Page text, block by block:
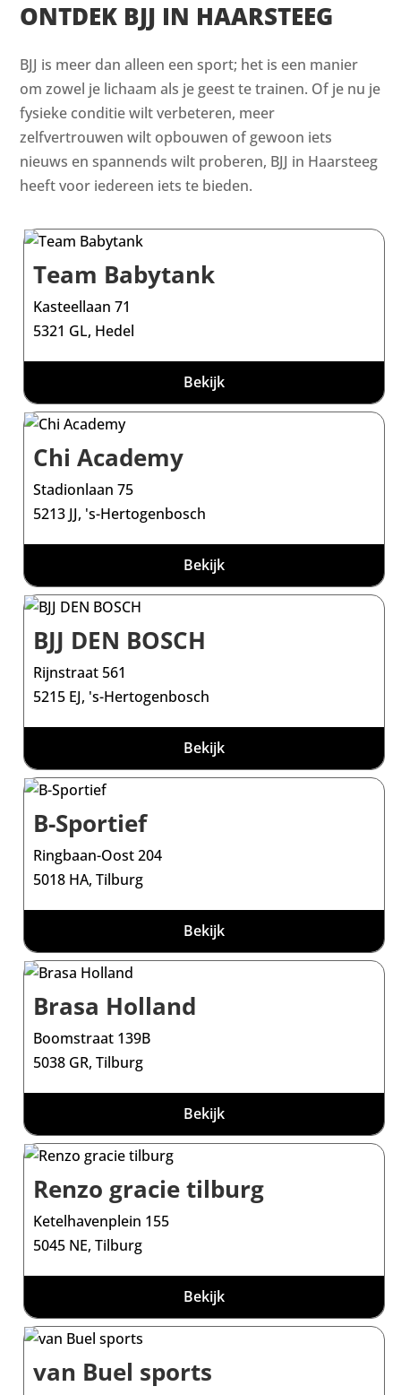
ONTDEK BJJ IN HAARSTEEG
BJJ is meer dan alleen een sport; het is een manier
om zowel je lichaam als je geest te trainen. Of je nu je
fysieke conditie wilt verbeteren, meer
zelfvertrouwen wilt opbouwen of gewoon iets
nieuws en spannends wilt proberen, BJJ in Haarsteeg
heeft voor iedereen iets te bieden.
Team Babytank
Kasteellaan 71
5321 GL, Hedel
Bekijk
Chi Academy
Stadionlaan 75
5213 JJ, 's-Hertogenbosch
Bekijk
BJJ DEN BOSCH
Rijnstraat 561
5215 EJ, 's-Hertogenbosch
Bekijk
B-Sportief
Ringbaan-Oost 204
5018 HA, Tilburg
Bekijk
Brasa Holland
Boomstraat 139B
5038 GR, Tilburg
Bekijk
Renzo gracie tilburg
Ketelhavenplein 155
5045 NE, Tilburg
Bekijk
van Buel sports